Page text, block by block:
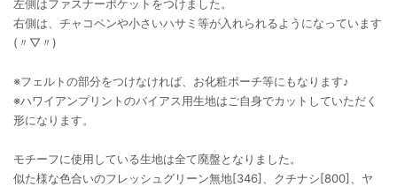
左側はファスナーポケットをつけました。
右側は、チャコペンや小さいハサミ等が入れられるようになっています
(〃▽〃)
※フェルトの部分をつけなければ、お化粧ポーチ等にもなります♪
※ハワイアンプリントのバイアス用生地はご自身でカットしていただく
形になります。
モチーフに使用している生地は全て廃盤となりました。
似た様な色合いのフレッシュグリーン無地[346]、クチナシ[800]、ヤ